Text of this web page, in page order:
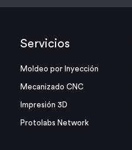
Servicios
Moldeo por Inyección
Mecanizado CNC
Impresión 3D
Protolabs Network